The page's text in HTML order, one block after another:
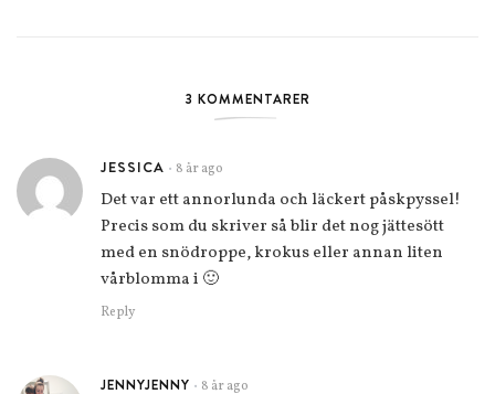
3 KOMMENTARER
JESSICA • 8 år ago
Det var ett annorlunda och läckert påskpyssel!
Precis som du skriver så blir det nog jättesött
med en snödroppe, krokus eller annan liten
vårblomma i 🙂
Reply
JENNYJENNY • 8 år ago